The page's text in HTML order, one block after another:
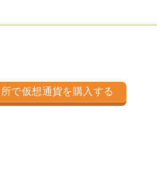
で仮想通貨を購入する